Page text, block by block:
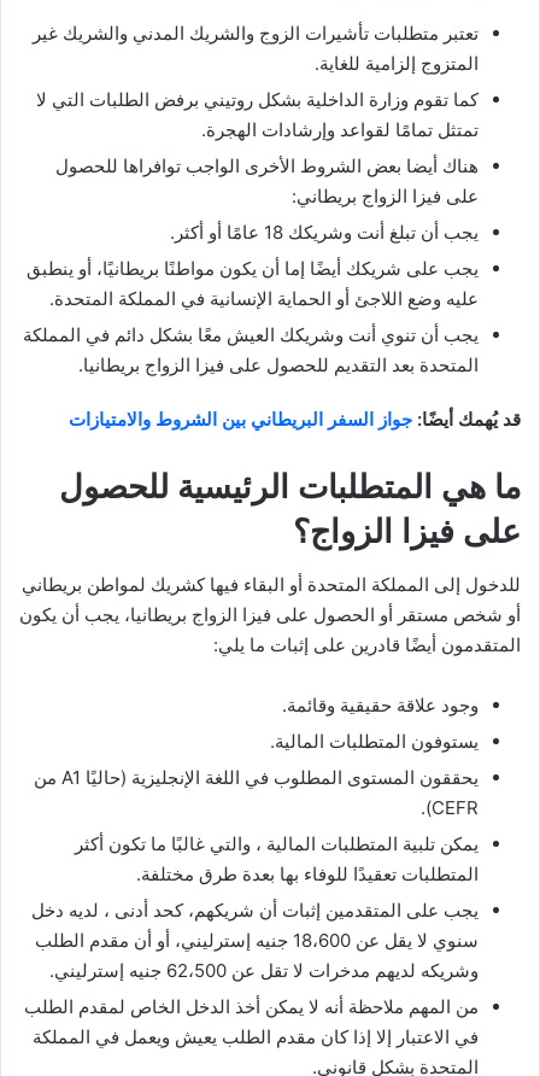
تعتبر متطلبات تأشيرات الزوج والشريك المدني والشريك غير
المتزوج إلزامية للغاية.
كما تقوم وزارة الداخلية بشكل روتيني برفض الطلبات التي لا
تمتثل تمامًا لقواعد وإرشادات الهجرة.
هناك أيضا بعض الشروط الأخرى الواجب توافراها للحصول
على فيزا الزواج بريطاني:
يجب أن تبلغ أنت وشريكك 18 عامًا أو أكثر.
يجب على شريكك أيضًا إما أن يكون مواطنًا بريطانيًا، أو ينطبق
عليه وضع اللاجئ أو الحماية الإنسانية في المملكة المتحدة.
يجب أن تنوي أنت وشريكك العيش معًا بشكل دائم في المملكة
المتحدة بعد التقديم للحصول على فيزا الزواج بريطانيا.
قد يُهمك أيضًا: جواز السفر البريطاني بين الشروط والامتيازات
ما هي المتطلبات الرئيسية للحصول
على فيزا الزواج؟
للدخول إلى المملكة المتحدة أو البقاء فيها كشريك لمواطن بريطاني
أو شخص مستقر أو الحصول على فيزا الزواج بريطانيا، يجب أن يكون
المتقدمون أيضًا قادرين على إثبات ما يلي:
وجود علاقة حقيقية وقائمة.
يستوفون المتطلبات المالية.
يحققون المستوى المطلوب في اللغة الإنجليزية (حاليًا A1 من
CEFR).
يمكن تلبية المتطلبات المالية ، والتي غالبًا ما تكون أكثر
المتطلبات تعقيدًا للوفاء بها بعدة طرق مختلفة.
يجب على المتقدمين إثبات أن شريكهم، كحد أدنى ، لديه دخل
سنوي لا يقل عن 18،600 جنيه إسترليني، أو أن مقدم الطلب
وشريكه لديهم مدخرات لا تقل عن 62،500 جنيه إسترليني.
من المهم ملاحظة أنه لا يمكن أخذ الدخل الخاص لمقدم الطلب
في الاعتبار إلا إذا كان مقدم الطلب يعيش ويعمل في المملكة
المتحدة بشكل قانوني.